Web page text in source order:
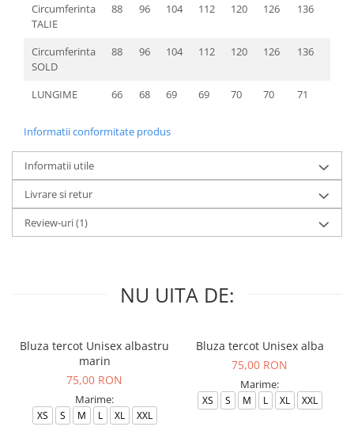
Circumferinta
TALIE
88 96 104 112 120 126 136
Circumferinta
SOLD
88 96 104 112 120 126 136
LUNGIME 66 68 69 69 70 70 71
Informatii conformitate produs
Informatii utile
Livrare si retur
Review-uri(1)
NU UITA DE:
Bluza tercot Unisex albastru
marin
75,00 RON
Marime:
XS S M L XL XXL
Bluza tercot Unisex alba
75,00 RON
Marime:
XS S M L XL XXL